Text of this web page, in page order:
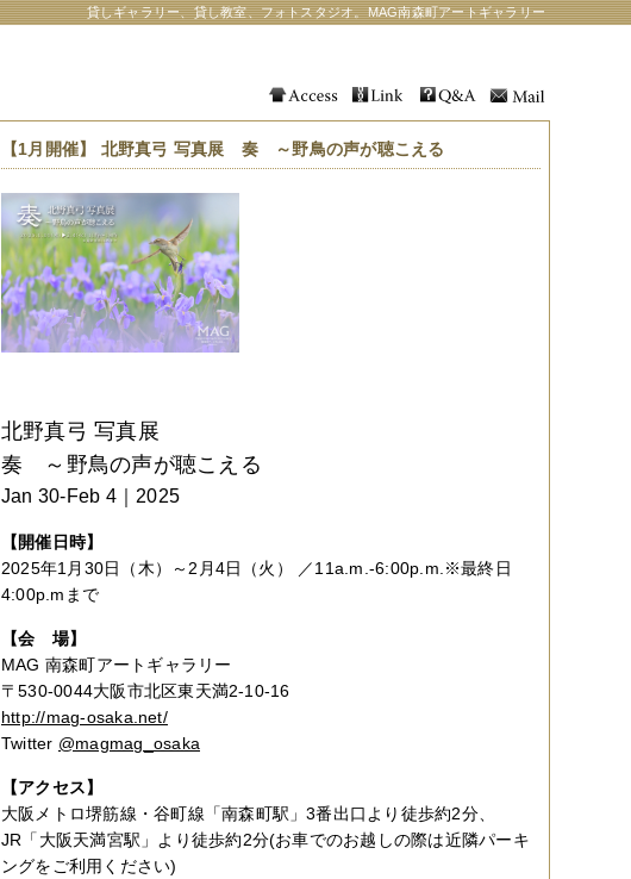
貸しギャラリー、貸し教室、フォトスタジオ。MAG南森町アートギャラリー
【1月開催】 北野真弓 写真展 奏 ～野鳥の声が聴こえる
北野真弓 写真展
奏 ～野鳥の声が聴こえる
Jan 30-Feb 4｜2025
【開催日時】
2025年1月30日（木）～2月4日（火） ／11a.m.-6:00p.m.※最終日
4:00p.mまで
【会 場】
MAG 南森町アートギャラリー
〒530-0044大阪市北区東天満2-10-16
http://mag-osaka.net/
Twitter @magmag_osaka
【アクセス】
大阪メトロ堺筋線・谷町線「南森町駅」3番出口より徒歩約2分、
JR「大阪天満宮駅」より徒歩約2分(お車でのお越しの際は近隣パーキ
ングをご利用ください)